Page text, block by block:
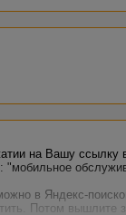
на Вашу ссылку
"мобильное
в Яндекс-
Потом вышлите